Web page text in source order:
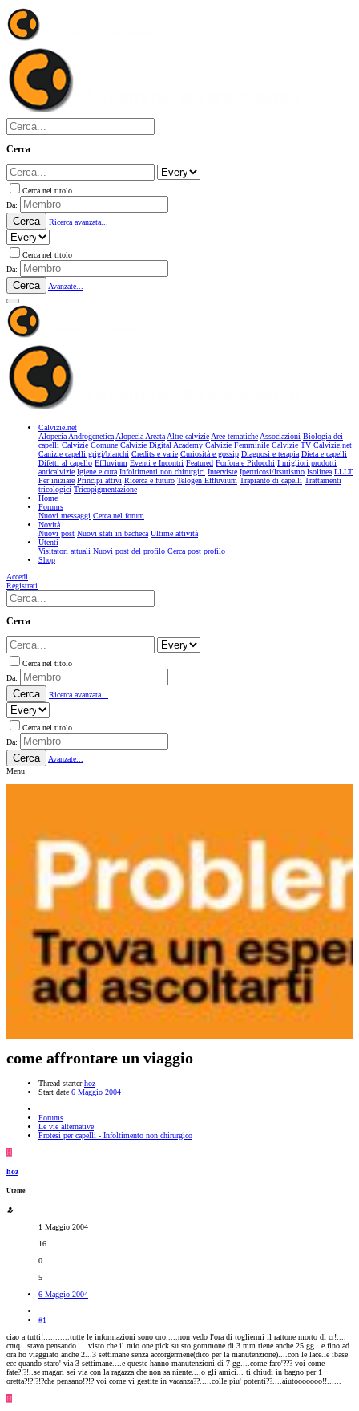
Cerca
Cerca nel titolo
Da:
Cerca Ricerca avanzata...
Cerca nel titolo
Da:
Cerca Avanzate...
Calvizie.net
Alopecia AndrogeneticaAlopecia AreataAltre calvizieAree tematicheAssociazioni Biologia dei
capelli Calvizie Comune Calvizie Digital Academy Calvizie Femminile Calvizie TV Calvizie.net
Canizie capelli grigi/bianchi Credits e varie Curiosità e gossip Diagnosi e terapia Dieta e capelli
Difetti al capello Effluvium Eventi e Incontri Featured Forfora e Pidocchi I migliori prodotti
anticalvizie Igiene e cura Infoltimenti non chirurgici Interviste Ipertricosi/Irsutismo Isolinea LLLT
Per iniziare Principi attivi Ricerca e futuro Telogen Effluvium Trapianto di capelli Trattamenti
tricologici Tricopigmentazione
Home
Forums
Nuovi messaggi Cerca nel forum
Novità
Nuovi post Nuovi stati in bacheca Ultime attività
Utenti
Visitatori attuali Nuovi post del profilo Cerca post profilo
Shop
Accedi
Registrati
Cerca
Cerca nel titolo
Da:
Cerca Ricerca avanzata...
Cerca nel titolo
Da:
Cerca
Avanzate...
Menu
come affrontare un viaggio
Thread starter hoz
Start date 6 Maggio 2004
Forums
Le vie alternative
Protesi per capelli - Infoltimento non chirurgico
H
hoz
Utente
1 Maggio 2004
16
0
5
6 Maggio 2004
#1
ciao a tutti!...........tutte le informazioni sono oro.....non vedo l'ora di togliermi il rattone morto di cr!....
cmq...stavo pensando.....visto che il mio one pick su sto gommone di 3 mm tiene anche 25 gg...e fino ad
ora ho viaggiato anche 2...3 settimane senza accorgermene(dico per la manutenzione)....con le lace.le ibase
ecc quando staro' via 3 settimane....e queste hanno manutenzioni di 7 gg....come faro'??? voi come
fate?!?!..se magari sei via con la ragazza che non sa niente....o gli amici... ti chiudi in bagno per 1
oretta?!?!?!?che pensano!?!? voi come vi gestite in vacanza??.....colle piu' potenti??....aiutooooooo!!......
H